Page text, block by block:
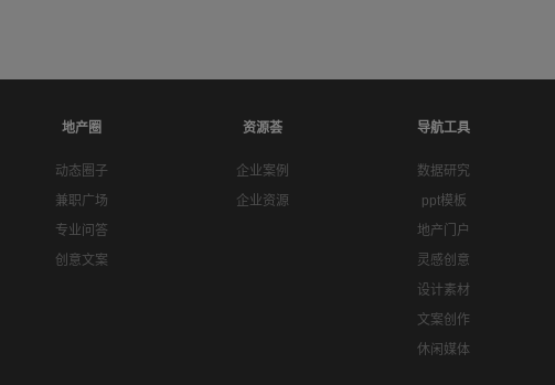
地产圈
动态圈子
兼职广场
专业问答
创意文案
资源荟
企业案例
企业资源
导航工具
数据研究
ppt模板
地产门户
灵感创意
设计素材
文案创作
休闲媒体